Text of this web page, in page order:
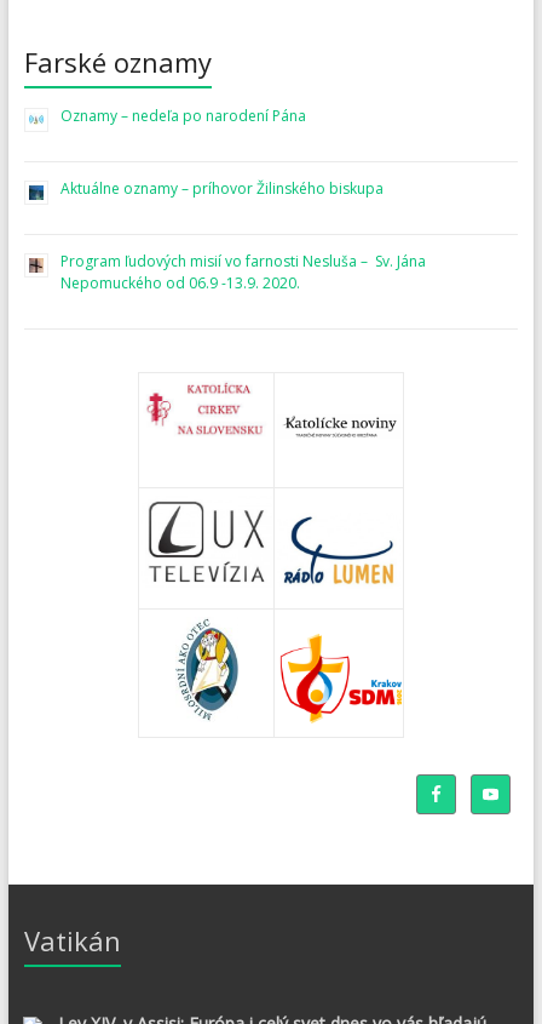
Farské oznamy
Oznamy – nedeľa po narodení Pána
Aktuálne oznamy – príhovor Žilinského biskupa
Program ľudových misií vo farnosti Nesluša – Sv. Jána
Nepomuckého od 06.9 -13.9. 2020.
Vatikán